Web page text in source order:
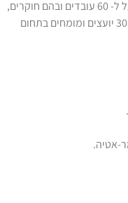
במשרדנו מועסק צוות קבוע, המונה כיום מעל ל- 60 עובדים ובהם חוקרים,
ראשי צוותים, משפטנים, אנשי מנהלה וכן כ- 30 יועצים ומומחים בתחום